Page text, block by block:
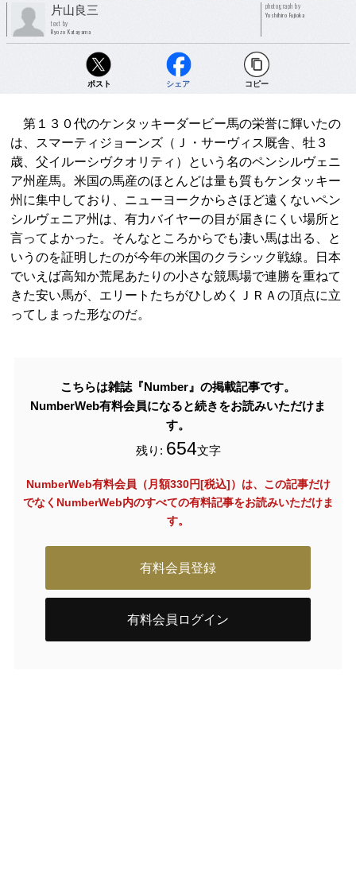
片山良三
text by
Ryozo Katayama
photograph by
Yoshihiro Fujioka
ポスト シェア コピー
第１３０代のケンタッキーダービー馬の栄誉に輝いたの
は、スマーティジョーンズ（Ｊ・サーヴィス厩舎、牡３
歳、父イルーシヴクオリティ）という名のペンシルヴェニ
ア州産馬。米国の馬産のほとんどは量も質もケンタッキー
州に集中しており、ニューヨークからさほど遠くないペン
シルヴェニア州は、有力バイヤーの目が届きにくい場所と
言ってよかった。そんなところからでも凄い馬は出る、と
いうのを証明したのが今年の米国のクラシック戦線。日本
でいえば高知か荒尾あたりの小さな競馬場で連勝を重ねて
きた安い馬が、エリートたちがひしめくＪＲＡの頂点に立
ってしまった形なのだ。
こちらは雑誌『Number』の掲載記事です。
NumberWeb有料会員になると続きをお読みいただけま
す。
残り: 654文字
NumberWeb有料会員（月額330円[税込]）は、この記事だけ
でなく NumberWeb内のすべての有料記事をお読みいただけま
す。
有料会員登録
有料会員ログイン